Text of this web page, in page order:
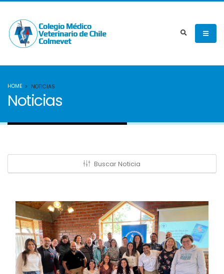
HOME NOTICIAS
Noticias
Buscar Noticia